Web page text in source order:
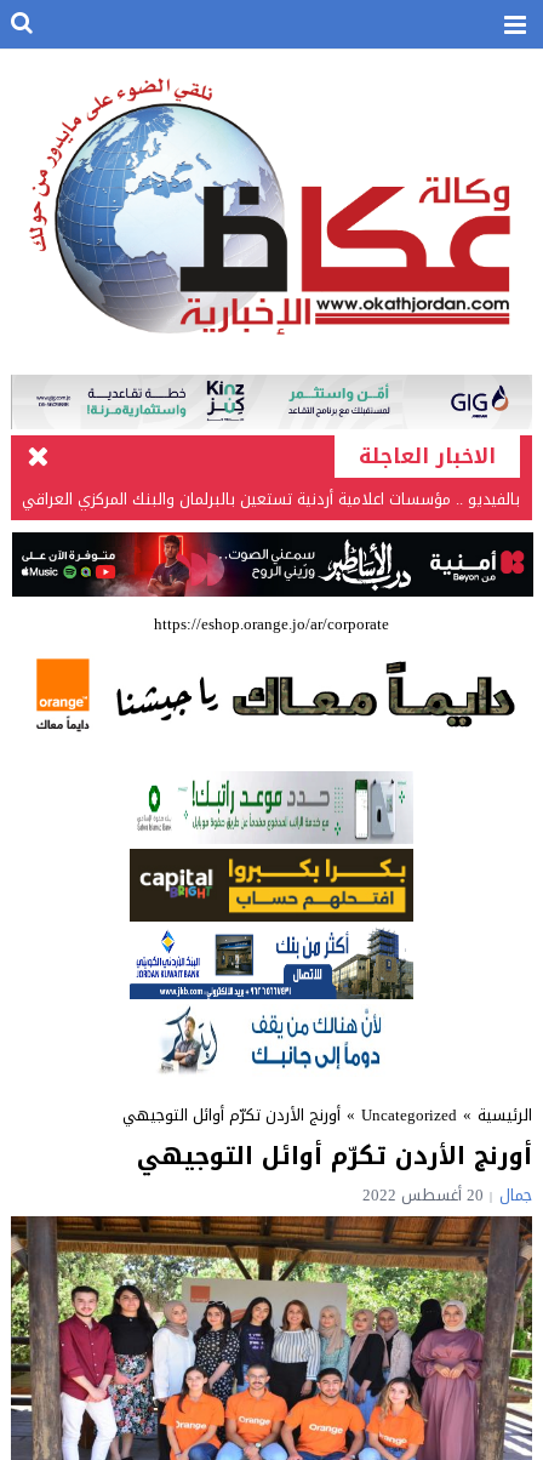
الاخبار العاجلة
بالفيديو .. مؤسسات اعلامية أردنية تستعين بالبرلمان والبنك المركزي العراقي
في قضيتها مع طارق الحسن
بالفيديو .. إرادة القائد ثم التعليم ثم الصناعة والزراعة قذفت ببنجلاديش خلال
عشرين عاما من دخل الفرد ٤٠٠$ سنويا الى ٦٠٠٠ $ ، فهل نستطيع ؟؟؟؟؟
شركة تسابيح للسياحة والسفر تسير اول رحلة لحجاج بيت الله الحرام عبر مطار
الملكة علياء الدولي – صور
العلمية الثقافية الأردنية
حملة للتبرع بالدم في جامعة الزيتونة الأردنية
https://eshop.orange.jo/ar/corporate
الرئيسية »
Uncategorized
» أورنج الأردن تكرّم أوائل التوجيهي
أورنج الأردن تكرّم أوائل التوجيهي
جمال 20 أغسطس 2022